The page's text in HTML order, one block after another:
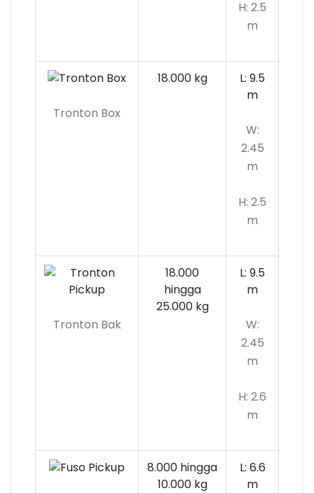
H: 2.5
m
Tronton Box
18.000 kg
L: 9.5
m
W:
2.45
m
H: 2.5
m
Tronton Bak
18.000
hingga
25.000 kg
L: 9.5
m
W:
2.45
m
H: 2.6
m
8.000 hingga
10.000kg
L: 6.6
m